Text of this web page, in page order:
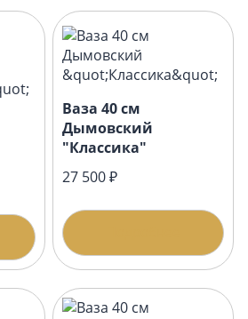
Ваза 40 см
Дымовский
"Классика"
27 500 ₽